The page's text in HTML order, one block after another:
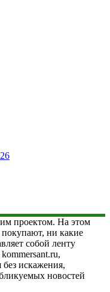
проектом. На этом
покупают, ни какие
собой ленту
искажения,
новостей